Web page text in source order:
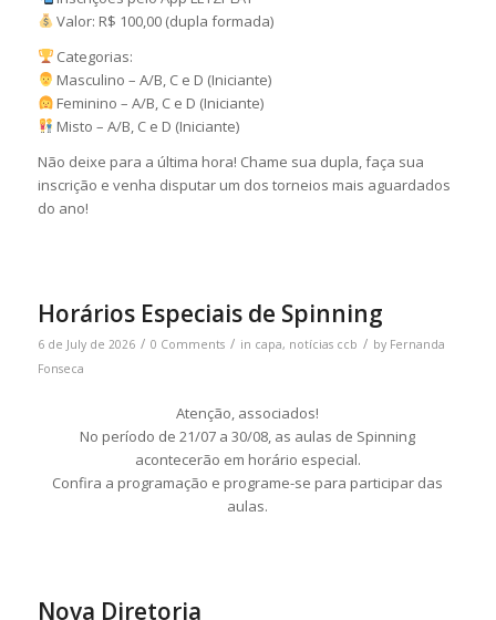
Valor: R$ 100,00 (dupla formada)
Categorias:
Masculino – A/B, C e D (Iniciante)
Feminino – A/B, C e D (Iniciante)
Misto – A/B, C e D (Iniciante)
Não deixe para a última hora! Chame sua dupla, faça sua
inscrição e venha disputar um dos torneios mais aguardados
do ano!
Horários Especiais de Spinning
6 de July de 2026 / 0 Comments / in capa, notícias ccb / by Fernanda
Fonseca
Atenção, associados!
No período de 21/07 a 30/08, as aulas de Spinning
acontecerão em horário especial.
Confira a programação e programe-se para participar das
aulas.
Nova Diretoria